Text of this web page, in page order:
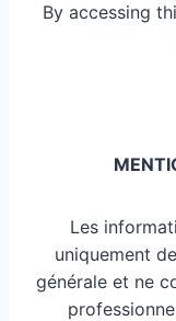
By accessing
Les
uniquement
générale et ne